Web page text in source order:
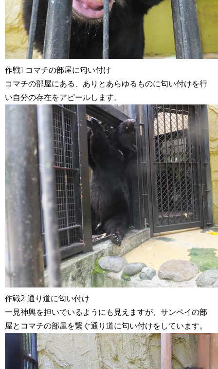
作戦1 コマチの部屋に匂い付け
コマチの部屋にある、ありとあらゆるものに匂い付けを行
い自分の存在をアピールします。
作戦2 通り道に匂い付け
一見神輿を担いでいるようにも見えますが、サンペイの部
屋とコマチの部屋を繋ぐ通り道に匂い付けをしています。